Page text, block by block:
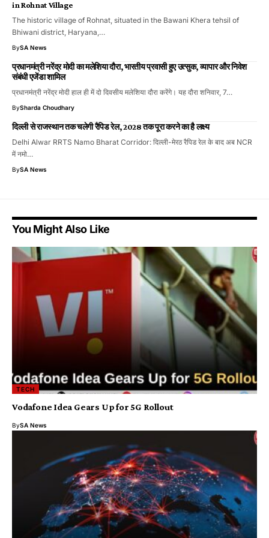
in Rohnat Village
The historic village of Rohnat, situated in the Bawani Khera tehsil of
Bhiwani district, Haryana,…
BySA News
प्रधानमंत्री नरेंद्र मोदी का मलेशिया दौरा, भारतीय प्रवासी हुए उत्सुक, व्यापार और निवेश
संबंधी एजेंडा शामिल
प्रधानमंत्री नरेंद्र मोदी हाल ही में दो दिवसीय मलेशिया दौरा करेंगे। यह दौरा शनिवार, 7…
BySharda Choudhary
दिल्ली से राजस्थान तक चलेगी रैपिड रेल, 2028 तक पूरा करने का है लक्ष्य
Delhi Alwar RRTS Namo Bharat Corridor: दिल्ली-मेरठ रैपिड रेल के बाद अब NCR
में नमो…
BySA News
You Might Also Like
TECH
Vodafone Idea Gears Up for 5G Rollout
BySA News